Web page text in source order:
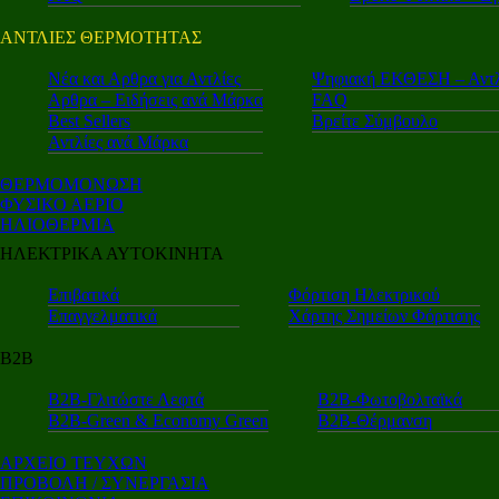
ΑΝΤΛΙΕΣ ΘΕΡΜΟΤΗΤΑΣ
Nέα και Αρθρα για Αντλίες
Αρθρα – Ειδήσεις ανά Μάρκα
Best Sellers
Αντλίες ανά Μάρκα
Ψηφιακή ΕΚΘΕΣΗ –
FAQ
Βρείτε Σύμβουλο
ΘΕΡΜΟΜΟΝΩΣΗ
ΦΥΣΙΚΟ ΑΕΡΙΟ
ΗΛΙΟΘΕΡΜΙΑ
ΗΛΕΚΤΡΙΚΑ ΑΥΤΟΚΙΝΗΤΑ
Επιβατικά
Επαγγελματικά
Φόρτιση Ηλεκτρικού
Χάρτης Σημείων Φόρτισης
Β2Β
Β2Β-Γλιτώστε Λεφτά
Β2Β-Green & Economy Green
Β2Β-Φωτοβολταϊκά
Β2Β-Θέρμανση
ΑΡΧΕΙΟ ΤΕΥΧΩΝ
ΠΡΟΒΟΛΗ / ΣΥΝΕΡΓΑΣΙΑ